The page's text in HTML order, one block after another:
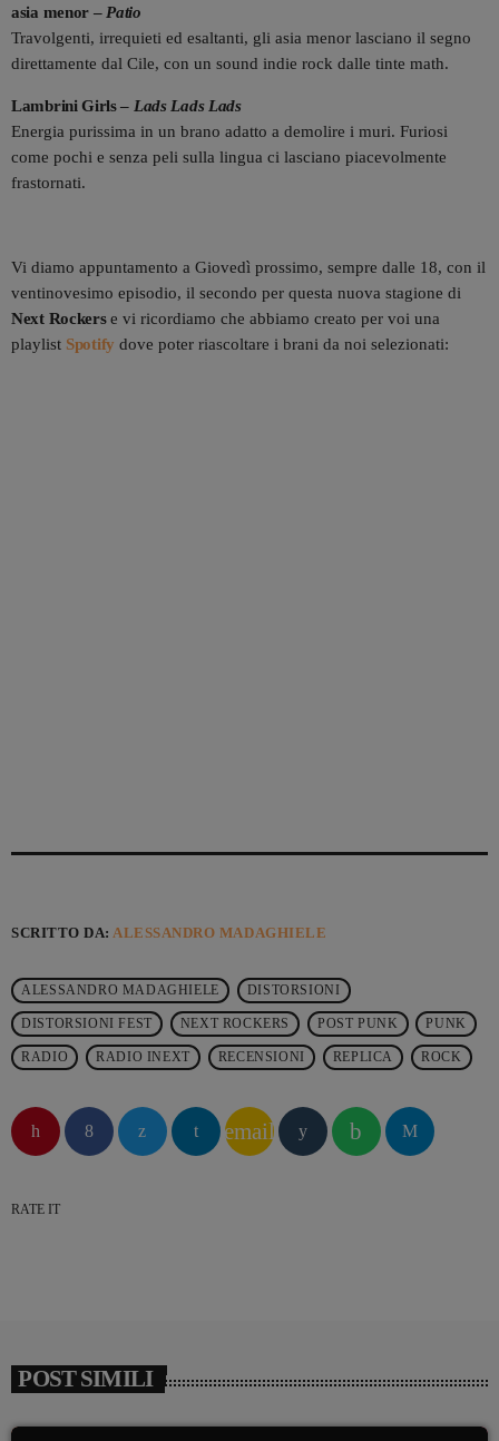
asia menor – Patio
Travolgenti, irrequieti ed esaltanti, gli asia menor lasciano il segno
direttamente dal Cile, con un sound indie rock dalle tinte math.
Lambrini Girls – Lads Lads Lads
Energia purissima in un brano adatto a demolire i muri. Furiosi
come pochi e senza peli sulla lingua ci lasciano piacevolmente
frastornati.
Vi diamo appuntamento a Giovedì prossimo, sempre dalle 18, con il
ventinovesimo episodio, il secondo per questa nuova stagione di
Next Rockerse vi ricordiamo che abbiamo creato per voi una
playlist Spotify dove poter riascoltare i brani da noi selezionati:
SCRITTO DA:ALESSANDRO MADAGHIELE
ALESSANDRO MADAGHIELE DISTORSIONI
DISTORSIONI FEST NEXT ROCKERS POST PUNK PUNK
RADIO RADIO INEXT RECENSIONI REPLICA ROCK
email
RATE IT
POST SIMILI